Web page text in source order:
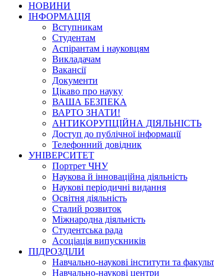
НОВИНИ
ІНФОРМАЦІЯ
Вступникам
Студентам
Аспірантам і науковцям
Викладачам
Вакансії
Документи
Цікаво про науку
ВАША БЕЗПЕКА
ВАРТО ЗНАТИ!
АНТИКОРУПЦІЙНА ДІЯЛЬНІСТЬ
Доступ до публічної інформації
Телефонний довідник
УНІВЕРСИТЕТ
Портрет ЧНУ
Наукова й інноваційна діяльність
Наукові періодичні видання
Освітня діяльність
Сталий розвиток
Міжнародна діяльність
Студентська рада
Асоціація випускників
ПІДРОЗДІЛИ
Навчально-наукові інститути та
Навчально-наукові центри